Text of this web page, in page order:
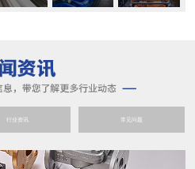
行业资讯 常见问题